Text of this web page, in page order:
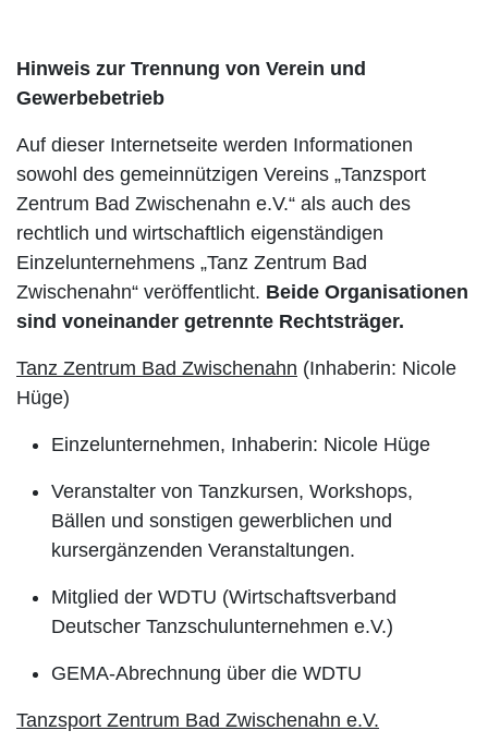
Hinweis zur Trennung von Verein und
Gewerbebetrieb
Auf dieser Internetseite werden Informationen
sowohl des gemeinnützigen Vereins „Tanzsport
Zentrum Bad Zwischenahn e.V.“ als auch des
rechtlich und wirtschaftlich eigenständigen
Einzelunternehmens „Tanz Zentrum Bad
Zwischenahn“ veröffentlicht. Beide Organisationen
sind voneinander getrennte Rechtsträger.
Tanz Zentrum Bad Zwischenahn (Inhaberin: Nicole
Hüge)
Einzelunternehmen, Inhaberin: Nicole Hüge
Veranstalter von Tanzkursen, Workshops,
Bällen und sonstigen gewerblichen und
kursergänzenden Veranstaltungen.
Mitglied der WDTU (Wirtschaftsverband
Deutscher Tanzschulunternehmen e.V.)
GEMA-Abrechnung über die WDTU
Tanzsport Zentrum Bad Zwischenahn e.V.